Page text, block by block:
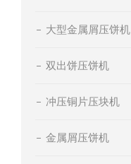
大型金属屑压饼机
双出饼压饼机
冲压铜片压块机
金属屑压饼机